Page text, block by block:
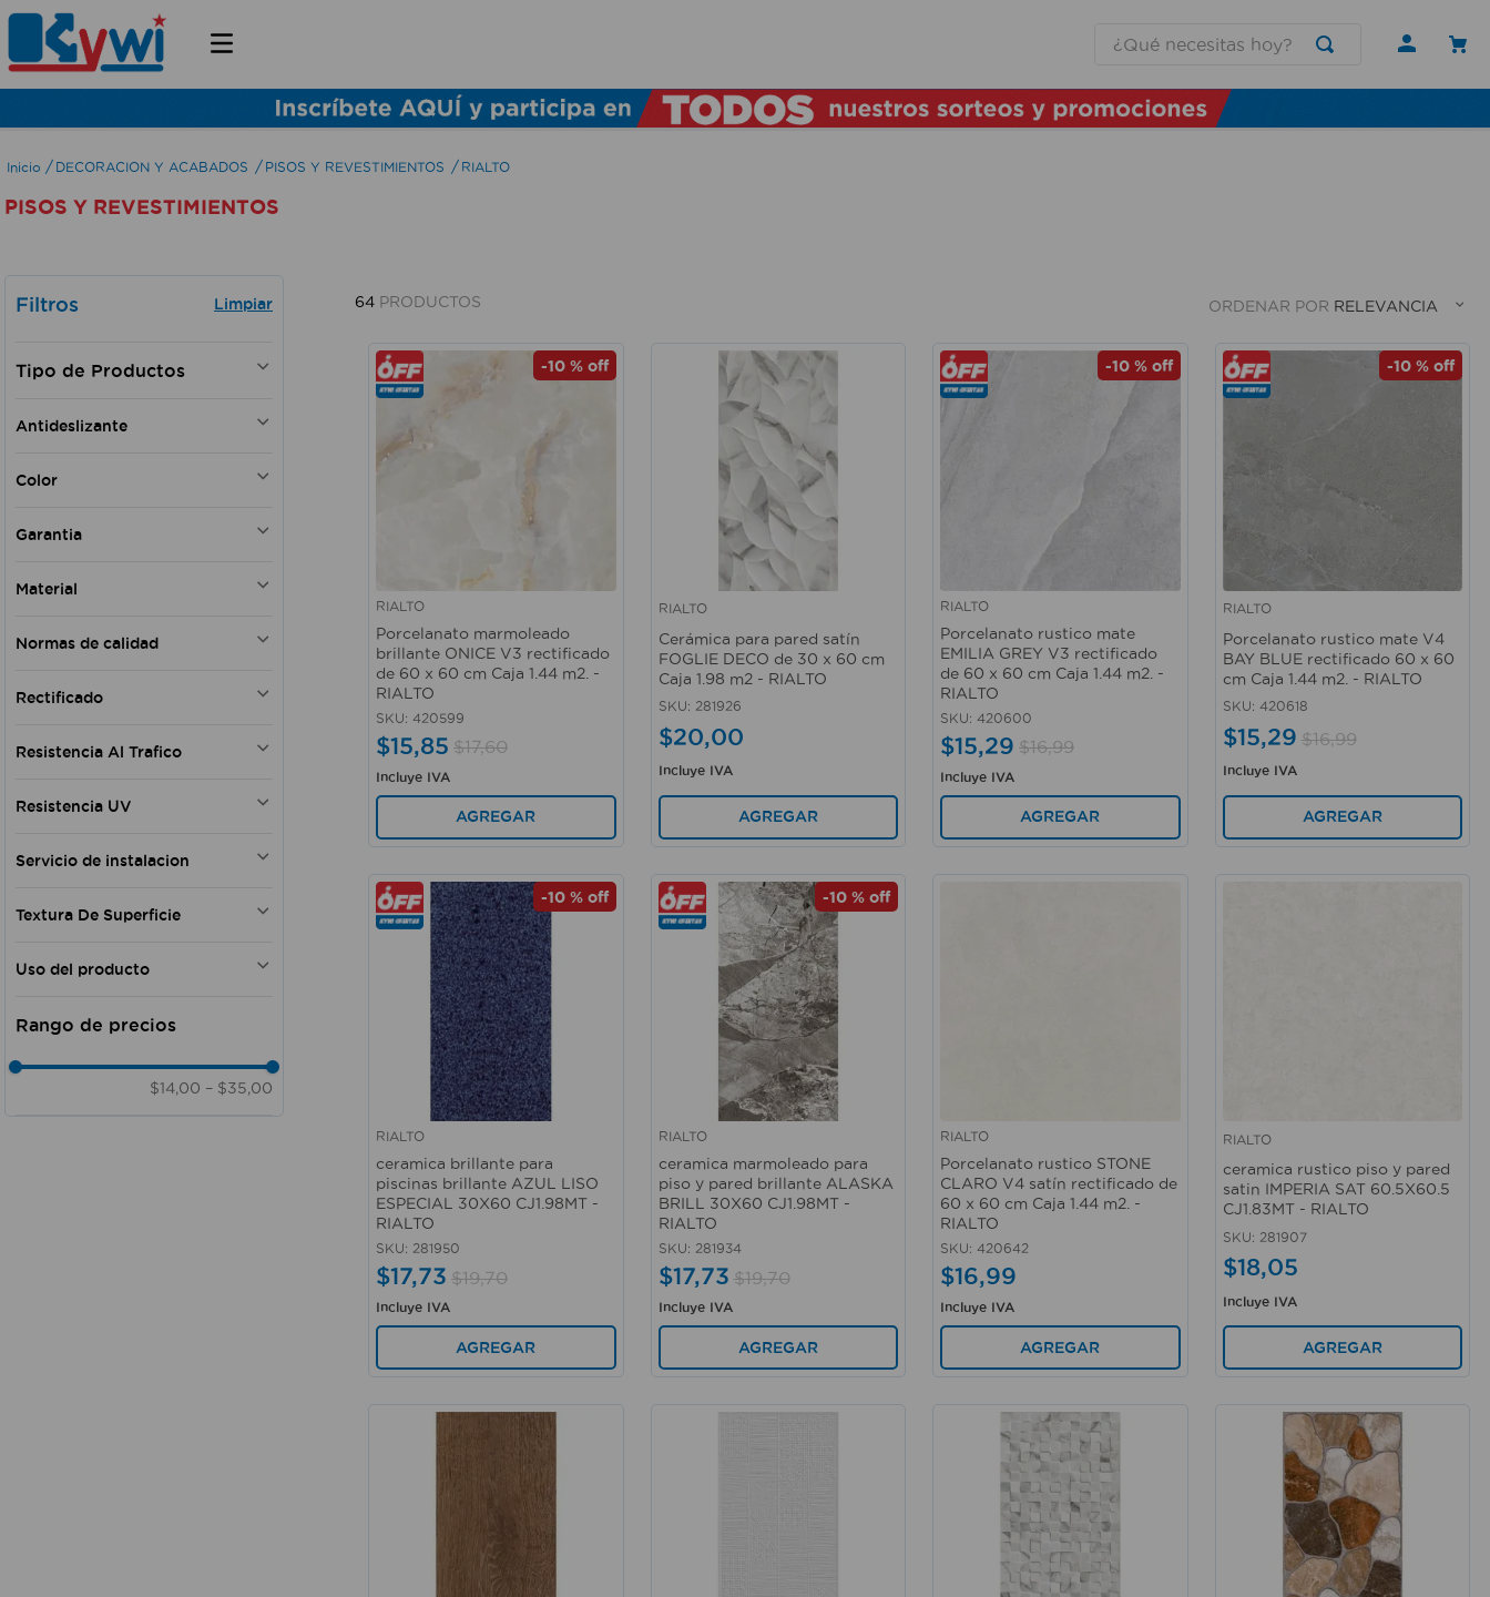
DECORACION Y ACABADOS PISOS Y REVESTIMIENTOS RIALTO
PISOS Y REVESTIMIENTOS
Filtros
PORCELANATO
Antideslizante
No
Color
Gris
Blanco - Gris
Garantia
Material
Porcelanato
Normas de calidad
NTE INEN 13006
Rectificado
No
Resistencia Al Trafico
No
Resistencia UV
Servicio de instalacion
Textura De Superficie
Satin
Satinado
Uso del producto
Pared
$14,00 – $35,00
64 PRODUCTOS ORDENAR POR RELEVANCIA
-10 %off
RIALTO
Porcelanato marmoleado
brillante ONICE V3 rectificado
de 60 x 60 cm Caja 1.44 m2. -
RIALTO
SKU: 420599
$15,85 $17,60
Incluye IVA
AGREGAR
Vista rápida
RIALTO
Cerámica para pared satín
FOGLIE DECO de 30 x 60 cm
Caja 1.98 m2 - RIALTO
SKU: 281926
$20,00
Incluye IVA
AGREGAR
-10 %off
RIALTO
Porcelanato rustico mate
EMILIA GREY V3 rectificado
de 60 x 60 cm Caja 1.44 m2. -
RIALTO
SKU: 420600
$15,29 $16,99
Incluye IVA
AGREGAR
-10 % off
Vista rápida
RIALTO
Porcelanato rustico mate V4
BAY BLUE rectificado 60 x 60
cm Caja 1.44 m2. - RIALTO
SKU: 420618
$15,29 $16,99
Incluye IVA
AGREGAR
-10 %off
RIALTO
ceramica brillante para
piscinas brillante AZUL LISO
ESPECIAL 30X60 CJ1.98MT -
RIALTO
SKU: 281950
$17,73 $19,70
Incluye IVA
AGREGAR
-10 % off
RIALTO
ceramica marmoleado para
piso y pared brillante ALASKA
BRILL 30X60 CJ1.98MT -
RIALTO
SKU: 281934
$17,73 $19,70
Incluye IVA
AGREGAR
RIALTO
Porcelanato rustico STONE
CLARO V4 satín rectificado de
60 x 60 cm Caja 1.44 m2. -
RIALTO
SKU: 420642
$16,99
Incluye IVA
AGREGAR
Vista rápida
RIALTO
ceramica rustico piso y pared
satin IMPERIA SAT 60.5X60.5
CJ1.83MT - RIALTO
SKU: 281907
$18,05
Incluye IVA
AGREGAR
TÉRMINOS MÁS BUSCADOS
1
lamparas
aspiradora
cerradura
fregadero